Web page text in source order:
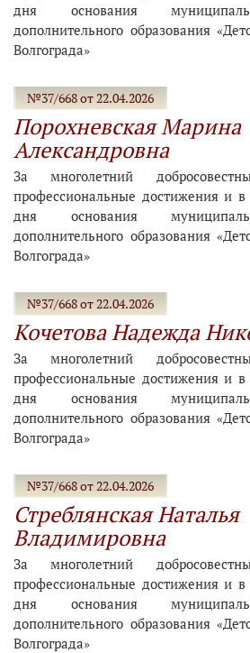
дня основания
дополнительного образования
Волгограда»
№37/668 от 22.04.2026
Порохневская Марина
Александровна
За многолетний
профессиональные достижения и
дня основания
дополнительного образования
Волгограда»
№37/668 от 22.04.2026
Кочетова Надежда
За многолетний
профессиональные достижения и
дня основания
дополнительного образования
Волгограда»
№37/668 от 22.04.2026
Стреблянская Наталья
Владимировна
За многолетний
профессиональные достижения и
дня основания
дополнительного образования
Волгограда»